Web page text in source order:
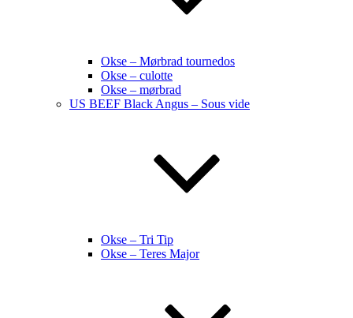
Okse – Mørbrad tournedos
Okse – culotte
Okse – mørbrad
US BEEF Black Angus – Sous vide
Okse – Tri Tip
Okse – Teres Major